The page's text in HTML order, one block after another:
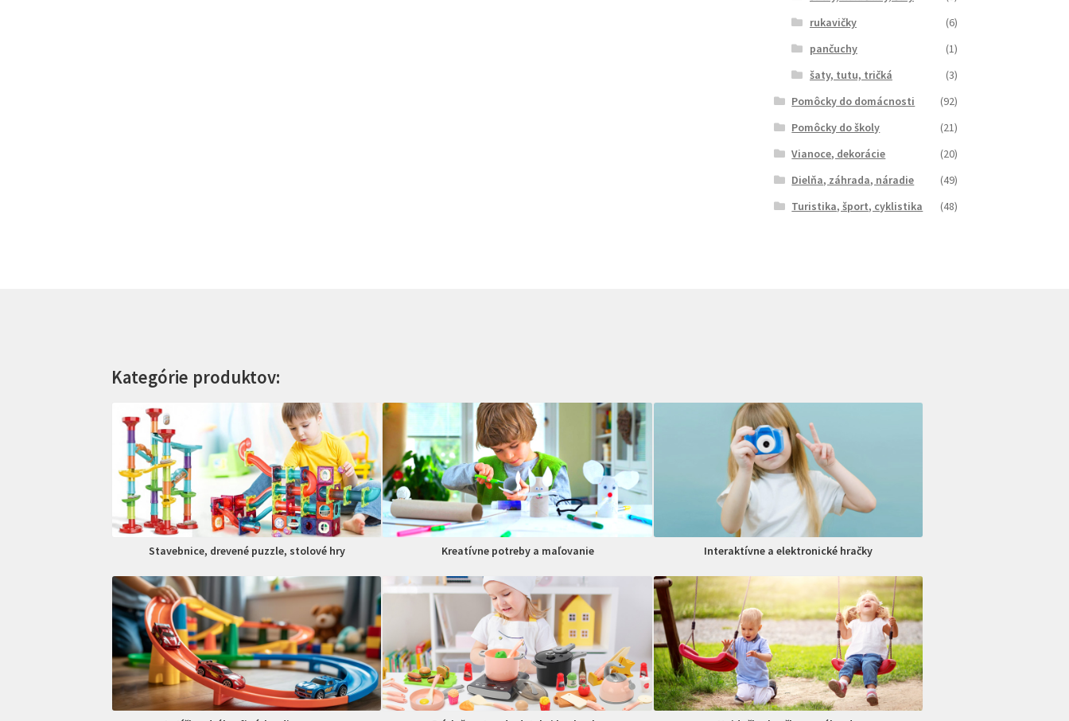
rukavičky
(6)
pančuchy
(1)
šaty, tutu, tričká
(3)
Pomôcky do domácnosti
(92)
Pomôcky do školy
(21)
Vianoce, dekorácie
(20)
Dielňa, záhrada, náradie
(49)
Turistika, šport, cyklistika
(48)
Kategórie produktov:
Stavebnice, drevené puzzle, stolové hry Kreatívne potreby a maľovanie Interaktívne a elektronické hračky